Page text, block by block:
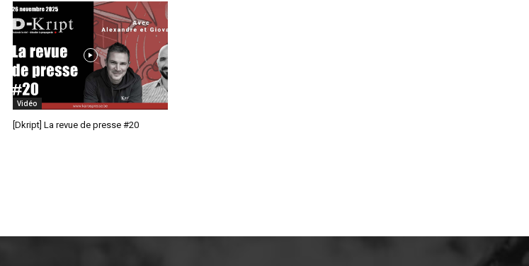
Vidéo
[Dkript] La revue de presse #20